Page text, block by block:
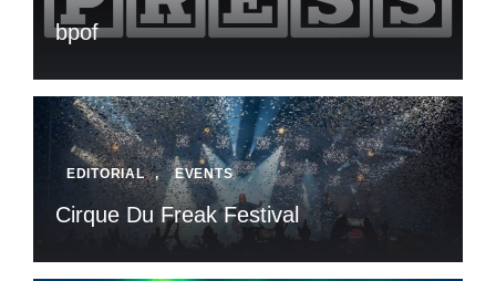
bpof
EDITORIAL , EVENTS
Cirque Du Freak Festival